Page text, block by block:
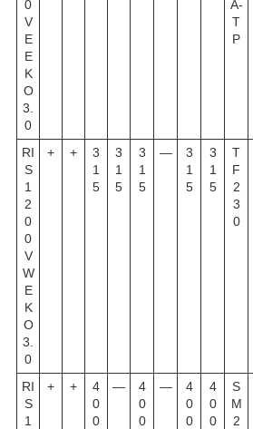
0
V
E
E
K
O
3.
0
A-
T
P
RI
S
1
2
0
0
V
W
E
K
O
3.
0
+ +
3
1
5
3
1
5
3
1
5
—
3
1
5
3
1
5
T
F
2
3
0
RI
S
1
+ +
4
0
0
—
4
0
0
—
4
0
0
4
0
0
S
M
2